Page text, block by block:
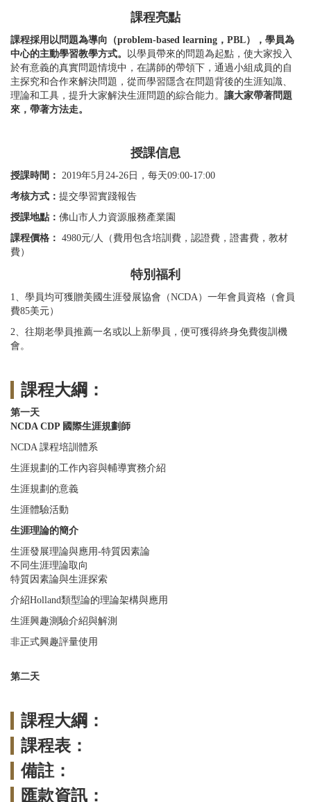
課程亮點
課程採用以問題為導向（problem-based learning，PBL），學員為
中心的主動學習教學方式。
以學員帶來的問題為起點，使大家投入
於有意義的真實問題情境中，在講師的帶領下，通過小組成員的自
主探究和合作來解決問題，從而學習隱含在問題背後的生涯知識、
理論和工具，提升大家解決生涯問題的綜合能力。 讓大家帶著問題
來，帶著方法走。
授課信息
授課時間： 2019年5月24-26日，每天09:00-17:00
考核方式： 提交學習實踐報告
授課地點： 佛山市人力資源服務產業園
課程價格： 4980元/人（費用包含培訓費，認證費，證書費，教材
費）
特別福利
1、學員均可獲贈美國生涯發展協會（NCDA）一年會員資格（會員
費85美元）
2、往期老學員推薦一名或以上新學員，便可獲得終身免費復訓機
會。
課程大綱：
第一天
NCDA CDP 國際生涯規劃師
NCDA 課程培訓體系
生涯規劃的工作內容與輔導實務介紹
生涯規劃的意義
生涯體驗活動
生涯理論的簡介
生涯發展理論與應用-特質因素論
不同生涯理論取向
特質因素論與生涯探索
介紹Holland類型論的理論架構與應用
生涯興趣測驗介紹與解測
非正式興趣評量使用
第二天
課程大綱：
課程表：
備註：
匯款資訊：